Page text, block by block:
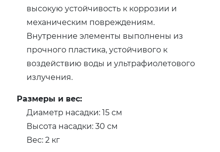
высокую устойчивость к коррозии и
механическим повреждениям.
Внутренние элементы выполнены из
прочного пластика, устойчивого к
воздействию воды и ультрафиолетового
излучения.
Размеры и вес:
Диаметр насадки: 15 см
Высота насадки: 30 см
Вес: 2 кг